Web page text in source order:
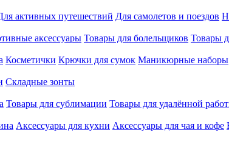
активных путешествий Для самолетов и поездов
аксессуары Товары для болельщиков Товары
Косметички Крючки для сумок Маникюрные наборы
Складные зонты
Товары для сублимации Товары для удалённой
Аксессуары для кухни Аксессуары для чая и кофе